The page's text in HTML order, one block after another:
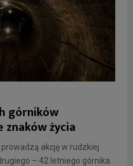
górników
znaków życia
akcję w rudzkiej
– 42 letniego górnika.